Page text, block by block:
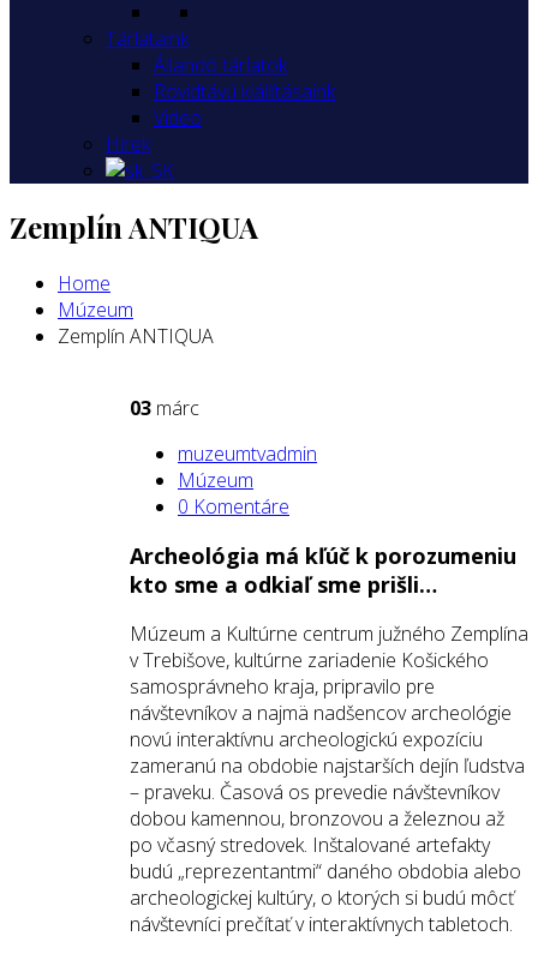
Tárlataink
Állandó tárlatok
Rövidtávú kiállításaink
Video
Hírek
Zemplín ANTIQUA
Home
Múzeum
Zemplín ANTIQUA
03 márc
muzeumtvadmin
Múzeum
0 Komentáre
Archeológia má kľúč k porozumeniu
kto sme a odkiaľ sme prišli…
Múzeum a Kultúrne centrum južného Zemplína
v Trebišove, kultúrne zariadenie Košického
samosprávneho kraja, pripravilo pre
návštevníkov a najmä nadšencov archeológie
novú interaktívnu archeologickú expozíciu
zameranú na obdobie najstarších dejín ľudstva
– praveku. Časová os prevedie návštevníkov
dobou kamennou, bronzovou a železnou až
po včasný stredovek. Inštalované artefakty
budú „reprezentantmi“ daného obdobia alebo
archeologickej kultúry, o ktorých si budú môcť
návštevníci prečítať v interaktívnych tabletoch.